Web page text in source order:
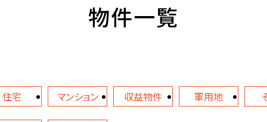
物件一覧
住宅 マンション 収益物件 軍用地